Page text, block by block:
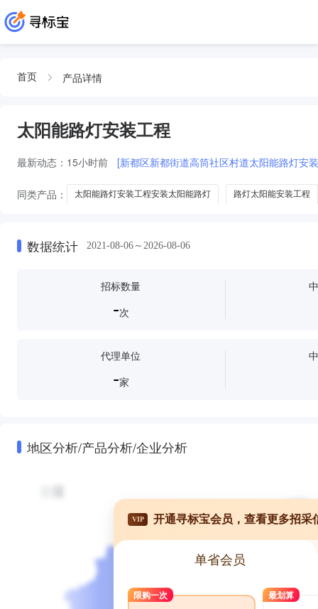
首页 产品详情
太阳能路灯安装工程
最新动态： 15小时前 [新都区新都街道高筒社区村道太阳能路灯安
同类产品： 太阳能路灯安装工程安装太阳能路灯 路灯太阳能安装工程
数据统计 2021-08-06～2026-08-06
招标数量
-次
代理单位
-家
地区分析/产品分析/企业分析
VIP 开通寻标宝会员，查看更多招采
单省会员
限购一次 最划算